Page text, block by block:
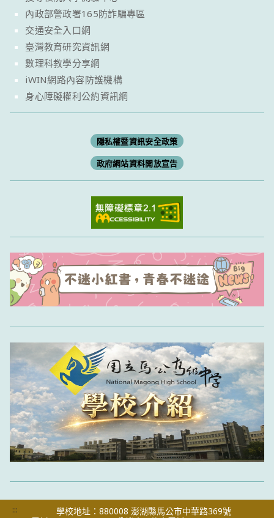
內政部警政署165防詐騙專區
交通安全入口網
臺灣教育研究資訊網
數理科教學分享網
iWIN網路內容防護機構
身心障礙權利公約資訊網
隱私權暨資訊安全政策
政府網站資料開放宣告
:::
學校地址：880008 澎湖縣馬公市中華路369號